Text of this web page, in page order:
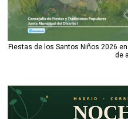
Fiestas de los Santos Niños 2026
de